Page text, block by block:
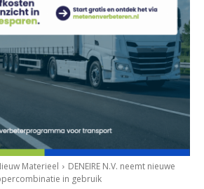
Materieel
DENEIRE N.V. neemt nieuwe
in gebruik